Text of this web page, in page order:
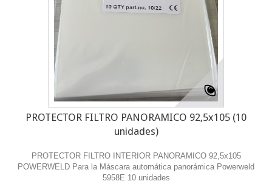
PROTECTOR FILTRO PANORAMICO 92,5x105 (10
unidades)
PROTECTOR FILTRO INTERIOR PANORAMICO 92,5x105
POWERWELD Para la Máscara automática panorámica Powerweld
5958E 10 unidades